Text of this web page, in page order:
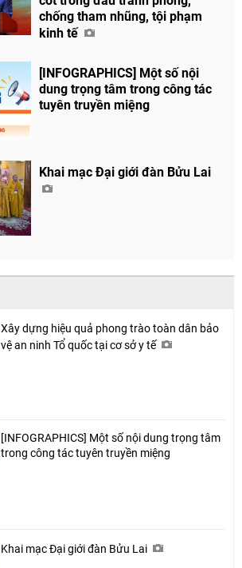
Chia sẻ
chống tham nhũng, tội phạm
kinh tế
[INFOGRAPHICS] Một số nội
dung trọng tâm trong công tác
tuyên truyền miệng
Khai mạc Đại giới đàn Bửu Lai
Xây dựng hiệu quả phong trào toàn dân bảo
vệ an ninh Tổ quốc tại cơ sở y tế
[INFOGRAPHICS] Một số nội dung trọng tâm
trong công tác tuyên truyền miệng
Khai mạc Đại giới đàn Bửu Lai